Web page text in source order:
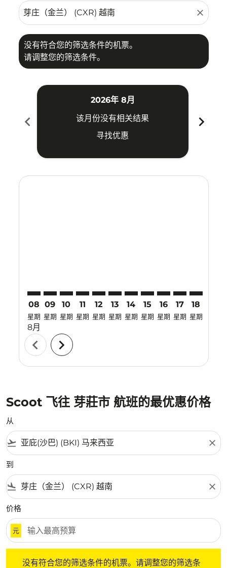
close
没有符合您的筛选条件的机票。
请调整您的筛选条件。
chevron_left
2026年 8月
该月份没有相关结果
寻找优惠
chevron_right
08
星期
8月
09
星期
10
星期
11
星期
12
星期
13
星期
14
星期
15
星期
16
星期
17
星期
18
星期
chevron_left chevron_right
Scoot 飞往 芽莊市 航班的最优惠价格
从
flight_takeoff close
到
flight_land close
价格
元
没有符合您的筛选条件的机票。请调整您的筛选条